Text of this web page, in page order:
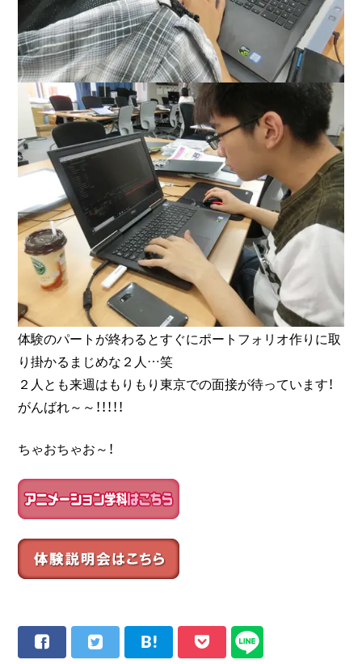
体験のパートが終わるとすぐにポートフォリオ作りに取
り掛かるまじめな２人…笑
２人とも来週はもりもり東京での面接が待っています！
がんばれ～～！！！！！
ちゃおちゃお～！